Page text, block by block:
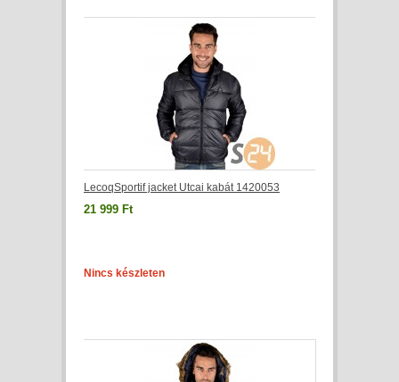
LecoqSportif jacket Utcai kabát 1420053
21 999 Ft
Nincs készleten